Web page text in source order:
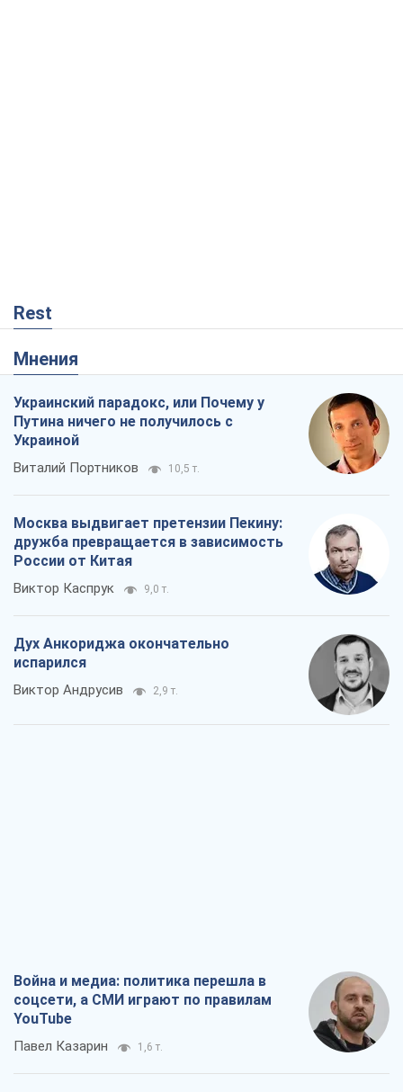
Rest
Мнения
Украинский парадокс, или Почему у
Путина ничего не получилось с
Украиной
Виталий Портников 10,5 т.
Москва выдвигает претензии Пекину:
дружба превращается в зависимость
России от Китая
Виктор Каспрук 9,0 т.
Дух Анкориджа окончательно
испарился
Виктор Андрусив 2,9 т.
Война и медиа: политика перешла в
соцсети, а СМИ играют по правилам
YouTube
Павел Казарин 1,6 т.